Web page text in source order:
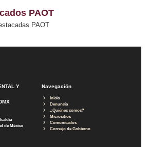
PAOT
PAOT
Y
de México
Navegación
Inicio
Denuncia
¿Quiénes somos?
Micrositios
Comunicados
Consejo de Gobierno